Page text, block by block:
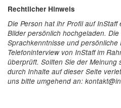
Rechtlicher Hinweis
Die Person hat ihr Profil auf
Bilder persönlich hochgeladen.
Sprachkenntnisse und
Telefoninterview von InStaff im
überprüft. Sollten Sie der
durch Inhalte auf dieser Seite
uns bitte umgehend an: